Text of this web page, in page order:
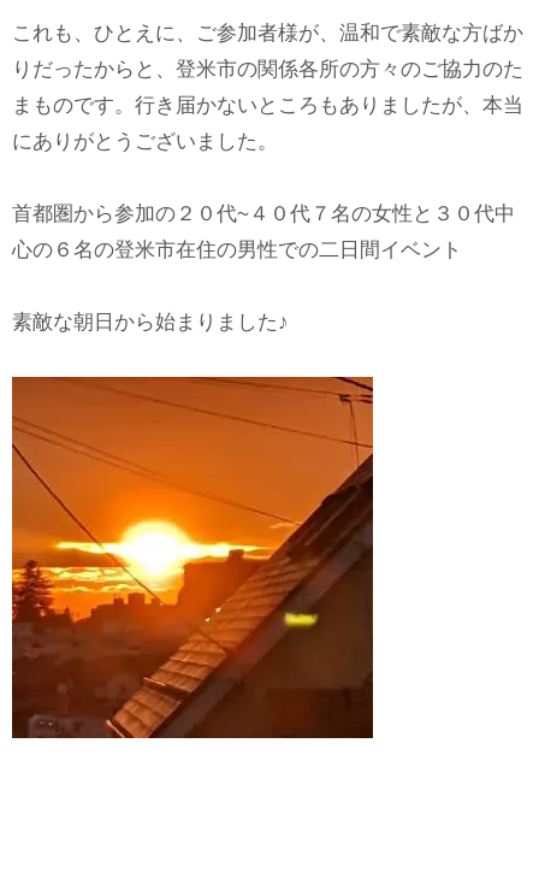
これも、ひとえに、ご参加者様が、温和で素敵な方ばか
りだったからと、登米市の関係各所の方々のご協力のた
まものです。行き届かないところもありましたが、本当
にありがとうございました。
首都圏から参加の２０代~４０代７名の女性と３０代中
心の６名の登米市在住の男性での二日間イベント
素敵な朝日から始まりました♪